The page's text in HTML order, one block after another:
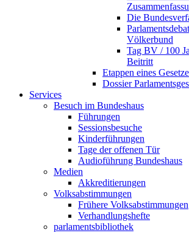
Die
Völkerbund
Tag BV / 100
Beitritt
Etappen eines
Dossier
Services
Besuch im Bundeshaus
Führungen
Sessionsbesuche
Kinderführungen
Tage der offenen Tür
Audioführung Bundeshaus
Medien
Akkreditierungen
Volksabstimmungen
Frühere Volksabstimmungen
Verhandlungshefte
parlamentsbibliothek